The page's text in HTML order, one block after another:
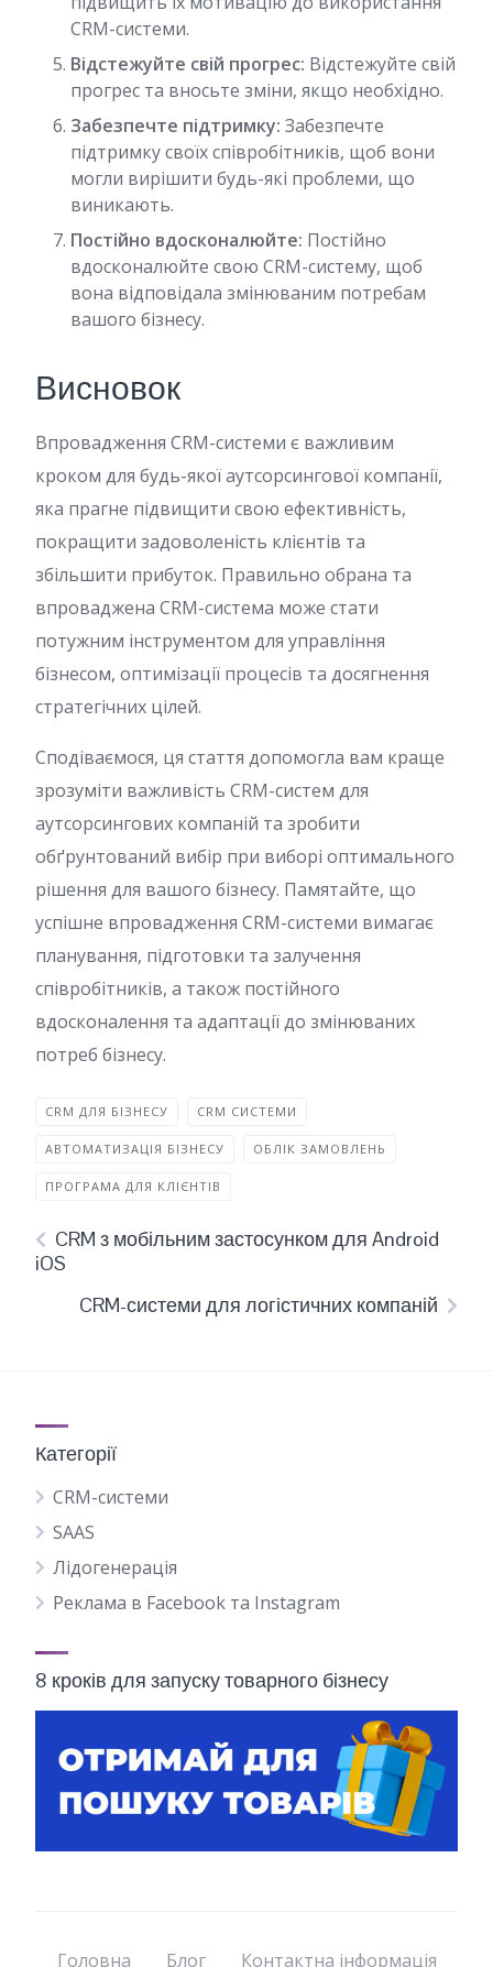
CRM-системи.
Відстежуйте свій прогрес: Відстежуйте свій
прогрес та вносьте зміни, якщо необхідно.
Забезпечте підтримку: Забезпечте
підтримку своїх співробітників, щоб вони
могли вирішити будь-які проблеми, що
виникають.
Постійно вдосконалюйте: Постійно
вдосконалюйте свою CRM-систему, щоб
вона відповідала змінюваним потребам
вашого бізнесу.
Висновок
Впровадження CRM-системи є важливим
кроком для будь-якої аутсорсингової компанії,
яка прагне підвищити свою ефективність,
покращити задоволеність клієнтів та
збільшити прибуток. Правильно обрана та
впроваджена CRM-система може стати
потужним інструментом для управління
бізнесом, оптимізації процесів та досягнення
стратегічних цілей.
Сподіваємося, ця стаття допомогла вам краще
зрозуміти важливість CRM-систем для
аутсорсингових компаній та зробити
обґрунтований вибір при виборі оптимального
рішення для вашого бізнесу. Памятайте, що
успішне впровадження CRM-системи вимагає
планування, підготовки та залучення
співробітників, а також постійного
вдосконалення та адаптації до змінюваних
потреб бізнесу.
CRM ДЛЯ БІЗНЕСУ CRM СИСТЕМИ
АВТОМАТИЗАЦІЯ БІЗНЕСУ ОБЛІК ЗАМОВЛЕНЬ
ПРОГРАМА ДЛЯ КЛІЄНТІВ
CRM з мобільним застосунком для Android
iOS
CRM-системи для логістичних компаній
Категорії
CRM-системи
SAAS
Лідогенерація
Реклама в Facebook та Instagram
8 кроків для запуску товарного бізнесу
Головна Блог Контактна інформація